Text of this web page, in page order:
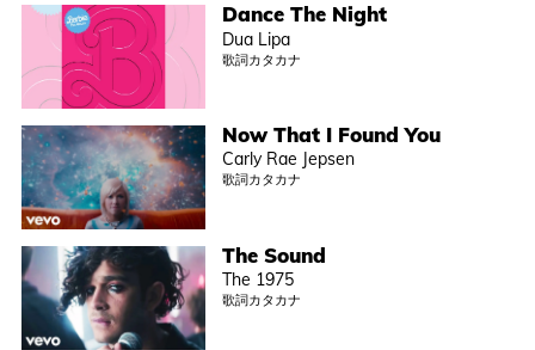
Dance The Night
Dua Lipa
歌詞カタカナ
Now That I Found You
Carly Rae Jepsen
歌詞カタカナ
The Sound
The 1975
歌詞カタカナ